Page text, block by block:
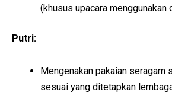
(khusus upacara menggunakan
Putri:
Mengenakan pakaian seragam
sesuai yang ditetapkan